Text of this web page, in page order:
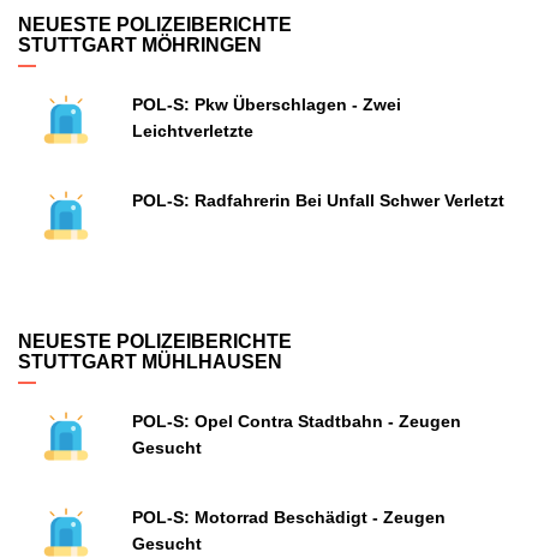
NEUESTE POLIZEIBERICHTE
STUTTGART MÖHRINGEN
POL-S: Pkw Überschlagen - Zwei
Leichtverletzte
POL-S: Radfahrerin Bei Unfall Schwer Verletzt
NEUESTE POLIZEIBERICHTE
STUTTGART MÜHLHAUSEN
POL-S: Opel Contra Stadtbahn - Zeugen
Gesucht
POL-S: Motorrad Beschädigt - Zeugen
Gesucht